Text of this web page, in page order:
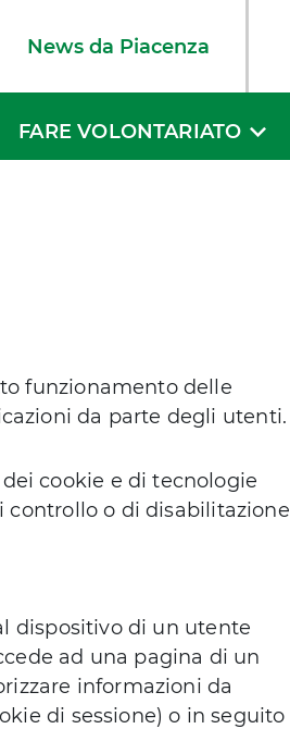
News da Piacenza
FARE VOLONTARIATO
funzionamento delle
da parte degli utenti.
cookie e di tecnologie
o di disabilitazione
dispositivo di un utente
ad una pagina di un
informazioni da
di sessione) o in seguito